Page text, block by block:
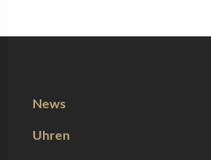
News
Uhren